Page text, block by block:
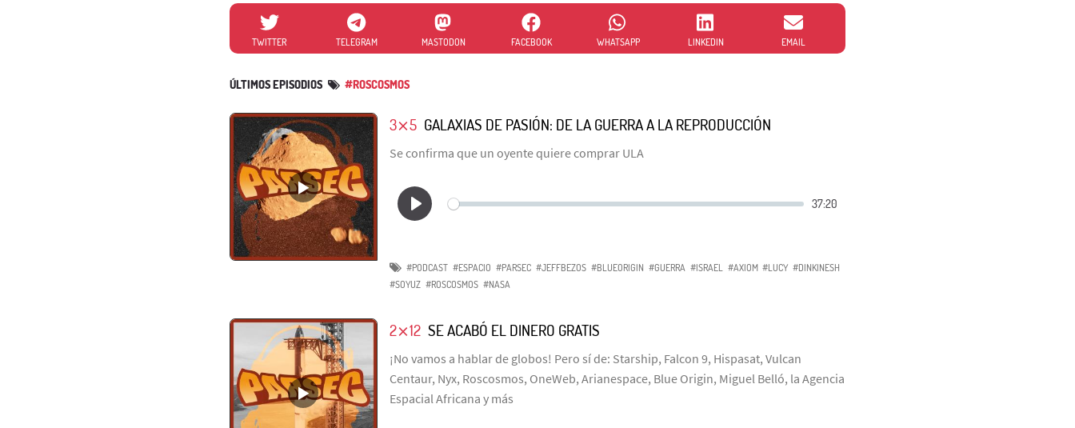
TWITTER TELEGRAM MASTODON FACEBOOK WHATSAPP LINKEDIN EMAIL
ÚLTIMOS EPISODIOS #ROSCOSMOS
3⨯5 GALAXIAS DE PASIÓN: DE LA GUERRA A LA REPRODUCCIÓN
Se confirma que un oyente quiere comprar ULA
#PODCAST #ESPACIO #PARSEC #JEFFBEZOS #BLUEORIGIN #GUERRA #ISRAEL #AXIOM #LUCY #DINKINESH
#SOYUZ #ROSCOSMOS #NASA
2⨯12 SE ACABÓ EL DINERO GRATIS
¡No vamos a hablar de globos! Pero sí de: Starship, Falcon 9, Hispasat, Vulcan
Centaur, Nyx, Roscosmos, OneWeb, Arianespace, Blue Origin, Miguel Belló, la Agencia
Espacial Africana y más